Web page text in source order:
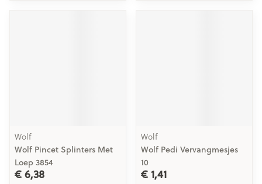
Wolf
Wolf Pincet Splinters Met
Loep 3854
€ 6,38
Wolf
Wolf Pedi Vervangmesjes
10
€ 1,41